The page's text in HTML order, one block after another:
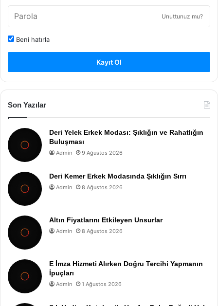
Unuttunuz mu?
Beni hatırla
Kayıt Ol
Son Yazılar
Deri Yelek Erkek Modası: Şıklığın ve Rahatlığın
Buluşması
Admin 9 Ağustos 2026
Deri Kemer Erkek Modasında Şıklığın Sırrı
Admin 8 Ağustos 2026
Altın Fiyatlarını Etkileyen Unsurlar
Admin 8 Ağustos 2026
E İmza Hizmeti Alırken Doğru Tercihi Yapmanın
İpuçları
Admin 1 Ağustos 2026